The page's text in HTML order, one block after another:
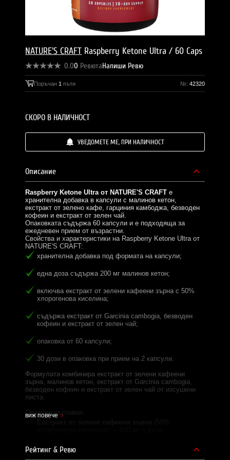
NATURE'S CRAFT Raspberry Ketone Ultra / 60 Caps
0.00 РевютаНапиши Ревю
Поръчан 1 пъти №: 42320
СКОРО В НАЛИЧНОСТ
УВЕДОМЕТЕ МЕ, ПРИ НАЛИЧНОСТ
Описание
Raspberry Ketone Ultra от NATURE'S CRAFT е
хранителна добавка в капсули с малинов кетон,
екстракт от зелено кафе, гарциния камбоджа, безводен
кофеин и екстракт от зелен чай.
Опаковката съдържа 60 капсули и е подходяща за
ежедневен прием от възрастни.
Свойства и характеристики на Raspberry Ketone Ultra от
NATURE'S CRAFT:
хранителна добавка под формата на капсули;
една доза съдържа 200 мг малинов кетон;
включва екстракт от зелени кафеени зърна с 50%
хлорогенова киселина;
съдържа екстракт от Garcinia cambogia, безводен
кофеин и екстракт от зелен чай;
опаковка от 60 капсули;
30 дози в опаковка при прием на 2 капсули.
Формулата комбинира екстракт от зелени кафеени
зърна, малинов кетон, екстракт от Garcinia cambogia,
безводен кофеин и екстракт от зелен чай от изсушени
листа.
Основни съставки:
Малинов кетон
виж повече
Рейтинг & Ревю